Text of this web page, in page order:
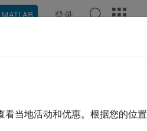
登录
当地活动和优惠。根据您的位